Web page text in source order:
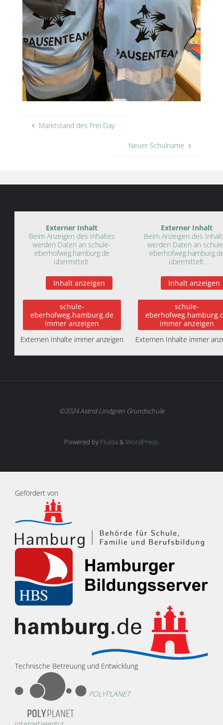
Marktstand des Frei Day
Neuer Schulname
Externer Inhalt
Beim Anzeigen des Inhaltes
werden Daten an schule-
eberhofweg.hamburg.de
übermittelt.
Inhalt anzeigen
schule-
eberhofweg.hamburg.de
immer anzeigen
Externen Inhalte immer anzeigen
Externer Inhalt
Beim Anzeigen des
werden Daten an
übermittelt.
Inhalt anzeigen
schule-
immer anzeigen
Externen Inhalte immer
©2024 Astrid Lindgren Grundschule
Powered byFluida &WordPress.
Gefördert von
Technische Betreuung und Entwicklung
POLYPLANET